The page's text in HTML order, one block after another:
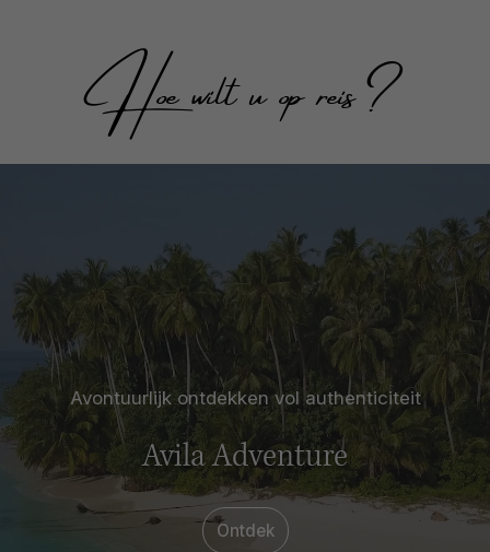
Hoe wilt u op reis?
Avontuurlijk ontdekken vol authenticiteit
Avila Adventure
Ontdek